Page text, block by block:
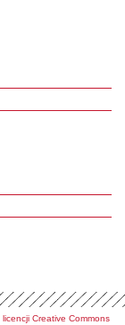
licencji Creative Commons